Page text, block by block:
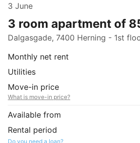
3 June
3 room apartment of
Dalgasgade, 7400 Herning - 1st
Monthly net rent
Utilities
Move-in price
What is move-in price?
Available from
Rental period
Do you need a loan?